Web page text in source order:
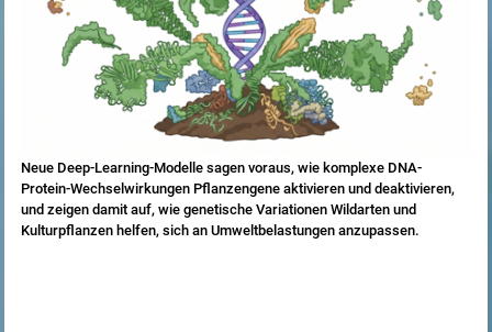
Neue Deep-Learning-Modelle sagen voraus, wie komplexe DNA-
Protein-Wechselwirkungen Pflanzengene aktivieren und deaktivieren,
und zeigen damit auf, wie genetische Variationen Wildarten und
Kulturpflanzen helfen, sich an Umweltbelastungen anzupassen.